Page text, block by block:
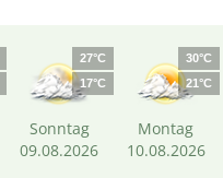
27°C
17°C
Sonntag
09.08.2026
30°C
21°C
Montag
10.08.2026